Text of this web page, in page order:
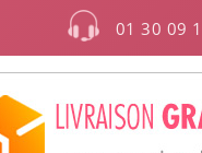
01 30 09